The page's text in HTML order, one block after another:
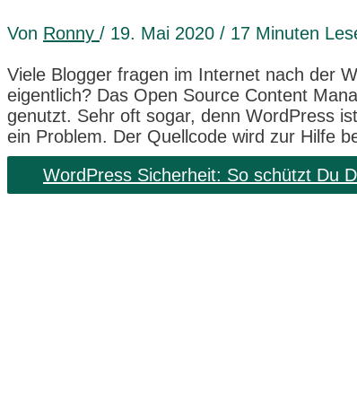
Von Ronny / 19. Mai 2020 / 17 Minuten
Viele Blogger fragen im Internet nach der
eigentlich? Das Open Source Content
genutzt. Sehr oft sogar, denn WordPress
ein Problem. Der Quellcode wird zur Hilfe
WordPress Sicherheit: So schützt Du